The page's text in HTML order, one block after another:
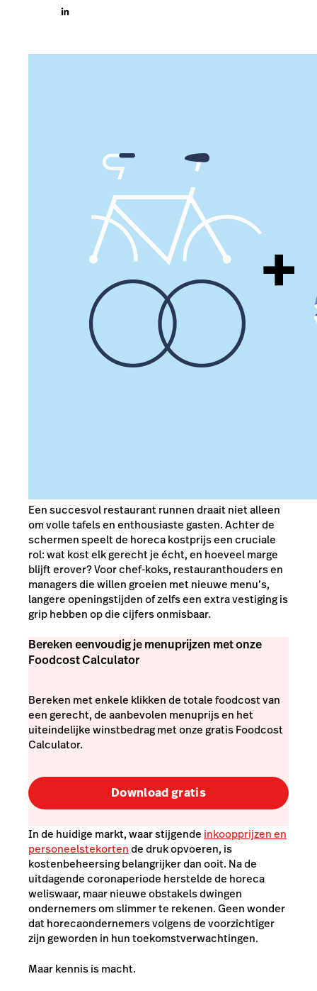
Een succesvol restaurant runnen draait niet alleen
om volle tafels en enthousiaste gasten. Achter de
schermen speelt de horeca kostprijs een cruciale
rol: wat kost elk gerecht je écht, en hoeveel marge
blijft erover? Voor chef-koks, restauranthouders en
managers die willen groeien met nieuwe menu’s,
langere openingstijden of zelfs een extra vestiging is
grip hebben op die cijfers onmisbaar.
Bereken eenvoudig je menuprijzen met onze
Foodcost Calculator
Bereken met enkele klikken de totale foodcost van
een gerecht, de aanbevolen menuprijs en het
uiteindelijke winstbedrag met onze gratis Foodcost
Calculator.
Download gratis
In de huidige markt, waar stijgende inkoopprijzen en
personeelstekortende druk opvoeren, is
kostenbeheersing belangrijker dan ooit. Na de
uitdagende coronaperiode herstelde de horeca
weliswaar, maar nieuwe obstakels dwingen
ondernemers om slimmer te rekenen. Geen wonder
dat horecaondernemers volgens de voorzichtiger
zijn geworden in hun toekomstverwachtingen.
Maar kennis is macht.